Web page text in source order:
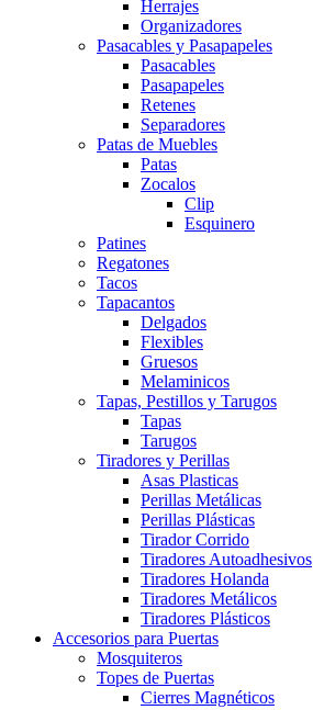
Herrajes
Organizadores
Pasacables y Pasapapeles
Pasacables
Pasapapeles
Retenes
Separadores
Patas de Muebles
Patas
Zocalos
Clip
Esquinero
Patines
Regatones
Tacos
Tapacantos
Delgados
Flexibles
Gruesos
Melaminicos
Tapas, Pestillos y Tarugos
Tapas
Tarugos
Tiradores y Perillas
Asas Plasticas
Perillas Metálicas
Perillas Plásticas
Tirador Corrido
Tiradores Autoadhesivos
Tiradores Holanda
Tiradores Metálicos
Tiradores Plásticos
Accesorios para Puertas
Mosquiteros
Topes de Puertas
Cierres Magnéticos